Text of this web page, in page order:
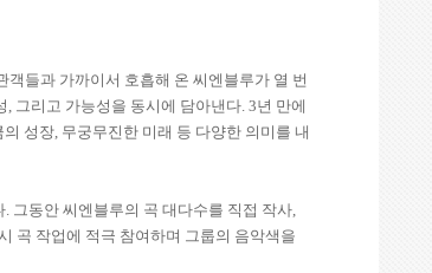
들과 가까이서 호흡해 온 씨엔블루가 열 번
, 그리고 가능성을 동시에 담아낸다. 3년 만에
의 성장, 무궁무진한 미래 등 다양한 의미를 내
. 그동안 씨엔블루의 곡 대다수를 직접 작사,
곡 작업에 적극 참여하며 그룹의 음악색을